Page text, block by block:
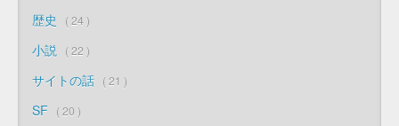
歴史 24
小説 22
サイトの話 21
SF 20